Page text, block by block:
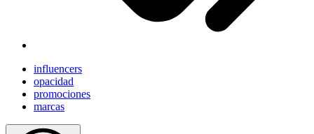
influencers
opacidad
promociones
marcas